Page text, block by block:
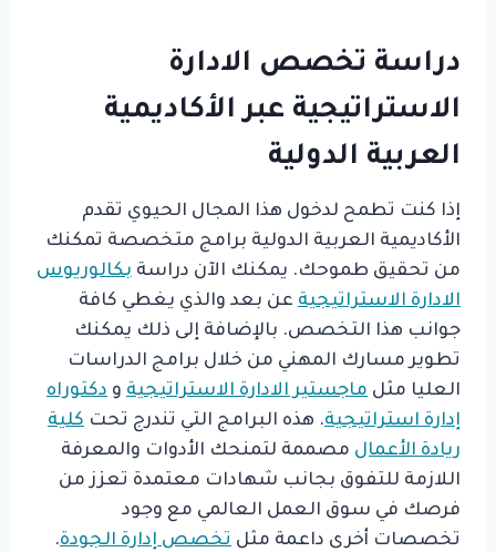
دراسة تخصص الادارة
الاستراتيجية عبر الأكاديمية
العربية الدولية
إذا كنت تطمح لدخول هذا المجال الحيوي تقدم
الأكاديمية العربية الدولية برامج متخصصة تمكنك
من تحقيق طموحك. يمكنك الآن دراسة بكالوريوس
الادارة الاستراتيجية عن بعد والذي يغطي كافة
جوانب هذا التخصص. بالإضافة إلى ذلك يمكنك
تطوير مسارك المهني من خلال برامج الدراسات
العليا مثل ماجستير الادارة الاستراتيجية و دكتوراه
إدارة استراتيجية. هذه البرامج التي تندرج تحت كلية
ريادة الأعمال مصممة لتمنحك الأدوات والمعرفة
اللازمة للتفوق بجانب شهادات معتمدة تعزز من
فرصك في سوق العمل العالمي مع وجود
تخصصات أخرى داعمة مثل تخصص إدارة الجودة.